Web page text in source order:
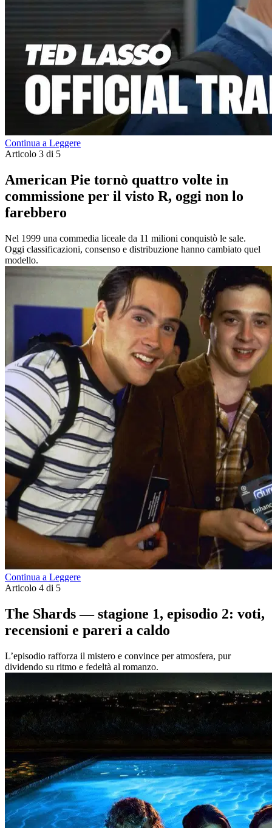
Continua a Leggere
Articolo 3 di 5
American Pie tornò quattro volte in
commissione per il visto R, oggi non lo
farebbero
Nel 1999 una commedia liceale da 11 milioni conquistò le sale.
Oggi classificazioni, consenso e distribuzione hanno cambiato quel
modello.
Continua a Leggere
Articolo 4 di 5
The Shards — stagione 1, episodio 2: voti,
recensioni e pareri a caldo
L’episodio rafforza il mistero e convince per atmosfera, pur
dividendo su ritmo e fedeltà al romanzo.